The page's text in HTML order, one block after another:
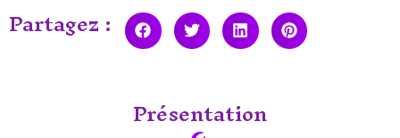
Partagez :
Présentation